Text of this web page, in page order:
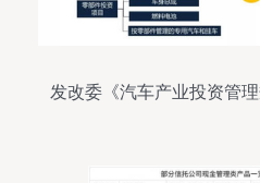
发改委《汽车产业投资管